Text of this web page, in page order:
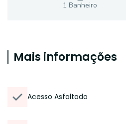
1 Banheiro
Mais informações
Acesso Asfaltado